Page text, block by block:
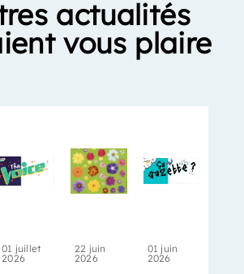
actualités
vous plaire
01 juillet
2026
22 juin
2026
01 juin
2026